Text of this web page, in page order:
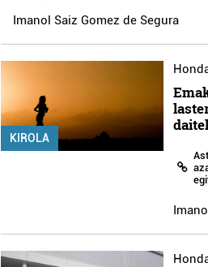
Imanol Saiz Gomez de Segura
KIROLA